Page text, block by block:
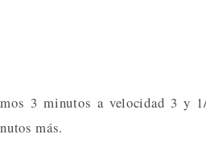
3 minutos a velocidad 3 y
más.